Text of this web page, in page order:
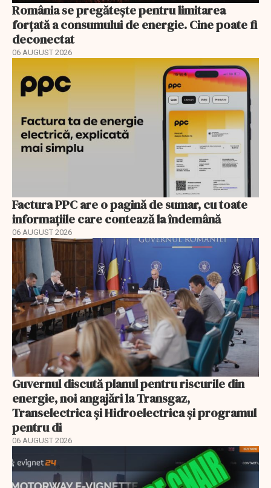
România se pregătește pentru limitarea
forțată a consumului de energie. Cine poate fi
deconectat
06 AUGUST 2026
Factura PPC are o pagină de sumar, cu toate
informațiile care contează la îndemână
06 AUGUST 2026
Guvernul discută planul pentru riscurile din
energie, noi angajări la Transgaz,
Transelectrica și Hidroelectrica și programul
pentru di
06 AUGUST 2026